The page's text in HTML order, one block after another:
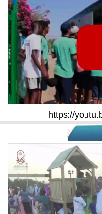
https://